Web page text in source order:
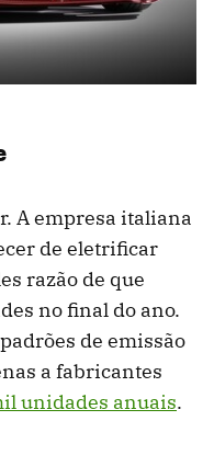
A empresa italiana
de eletrificar
razão de que
no final do ano.
de emissão
a fabricantes
unidades anuais.